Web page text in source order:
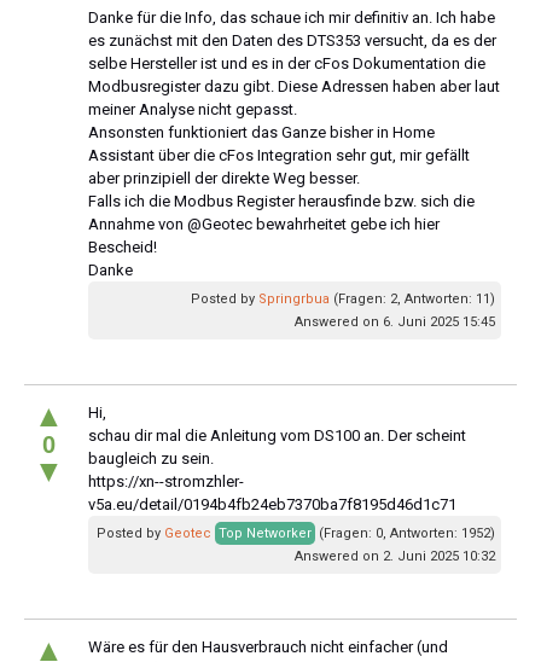
Danke für die Info, das schaue ich mir definitiv an. Ich habe
es zunächst mit den Daten des DTS353 versucht, da es der
selbe Hersteller ist und es in der cFos Dokumentation die
Modbusregister dazu gibt. Diese Adressen haben aber laut
meiner Analyse nicht gepasst.
Ansonsten funktioniert das Ganze bisher in Home
Assistant über die cFos Integration sehr gut, mir gefällt
aber prinzipiell der direkte Weg besser.
Falls ich die Modbus Register herausfinde bzw. sich die
Annahme von @Geotec bewahrheitet gebe ich hier
Bescheid!
Danke
Posted by Springrbua (Fragen: 2, Antworten: 11)
Answered on 6. Juni 2025 15:45
▲
0
▼
Hi,
schau dir mal die Anleitung vom DS100 an. Der scheint
baugleich zu sein.
https://xn--stromzhler-
v5a.eu/detail/0194b4fb24eb7370ba7f8195d46d1c71
Posted by Geotec Top Networker (Fragen: 0, Antworten: 1952)
Answered on 2. Juni 2025 10:32
▲
Wäre es für den Hausverbrauch nicht einfacher (und